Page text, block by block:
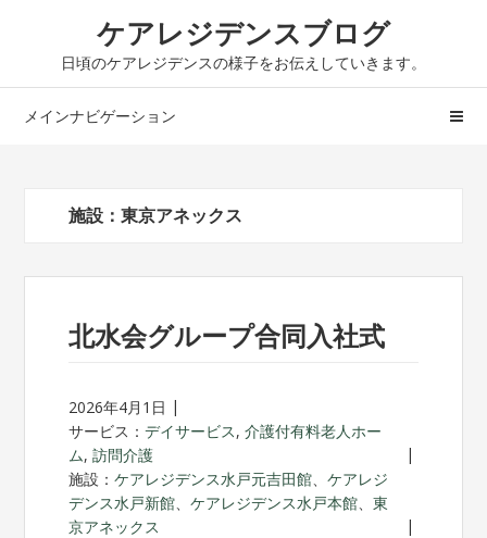
シ
ツ
ケアレジデンスブログ
日頃のケアレジデンスの様子をお伝えしていきます。
メインナビゲーション
施設：東京アネックス
北水会グループ合同入社式
2026年4月1日
サービス：デイサービス,介護付有料老人ホー
ム,訪問介護
施設：ケアレジデンス水戸元吉田館、ケアレジ
デンス水戸新館、ケアレジデンス水戸本館、東
京アネックス